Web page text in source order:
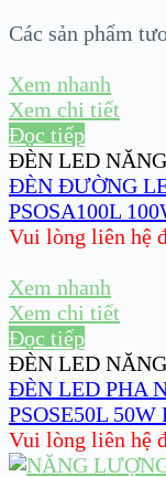
Các sản phẩm
Xem nhanh
Xem chi tiết
Đọc tiếp
ĐÈN LED
ĐÈN ĐƯỜNG
PSOSA100L
Vui lòng liên hệ
Xem nhanh
Xem chi tiết
Đọc tiếp
ĐÈN LED
ĐÈN LED PHA
PSOSE50L 50W
Vui lòng liên hệ